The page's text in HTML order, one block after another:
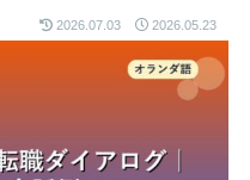
2026.07.03 2026.05.23